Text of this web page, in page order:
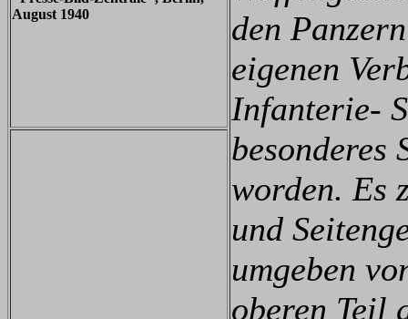
August 1940
den
eigenen
Infanterie-
besonderes
worden. Es
und
umgeben
oberen Teil